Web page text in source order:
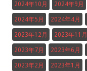
2024年10月 2024年9月
2024年5月 2024年4月
2023年12月 2023年11月
2023年7月 2023年6月
2023年2月 2023年1月